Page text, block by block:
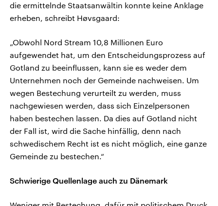
die ermittelnde Staatsanwältin konnte keine Anklage
erheben, schreibt Høvsgaard:
„Obwohl Nord Stream 10,8 Millionen Euro
aufgewendet hat, um den Entscheidungsprozess auf
Gotland zu beeinflussen, kann sie es weder dem
Unternehmen noch der Gemeinde nachweisen. Um
wegen Bestechung verurteilt zu werden, muss
nachgewiesen werden, dass sich Einzelpersonen
haben bestechen lassen. Da dies auf Gotland nicht
der Fall ist, wird die Sache hinfällig, denn nach
schwedischem Recht ist es nicht möglich, eine ganze
Gemeinde zu bestechen.“
Schwierige Quellenlage auch zu Dänemark